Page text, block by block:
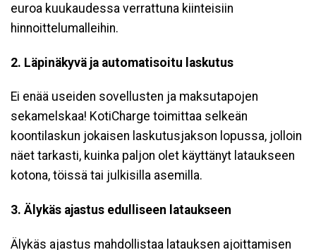
euroa kuukaudessa verrattuna kiinteisiin
hinnoittelumalleihin.
2. Läpinäkyvä ja automatisoitu laskutus
Ei enää useiden sovellusten ja maksutapojen
sekamelskaa! KotiCharge toimittaa selkeän
koontilaskun jokaisen laskutusjakson lopussa, jolloin
näet tarkasti, kuinka paljon olet käyttänyt lataukseen
kotona, töissä tai julkisilla asemilla.
3. Älykäs ajastus edulliseen lataukseen
Älykäs ajastus mahdollistaa latauksen ajoittamisen